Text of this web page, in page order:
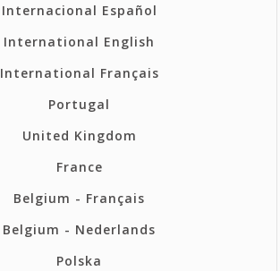
Internacional Español
International English
International Français
Portugal
United Kingdom
France
Belgium - Français
Belgium - Nederlands
Polska